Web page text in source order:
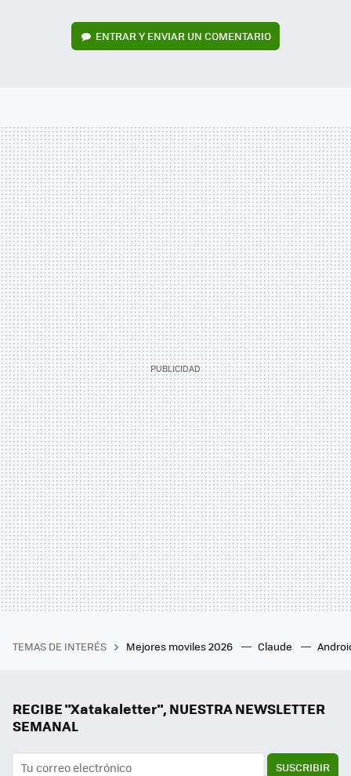
ENTRAR Y ENVIAR UN COMENTARIO
TEMAS DE INTERÉS Mejores moviles 2026 Claude
RECIBE "Xatakaletter", NUESTRA NEWSLETTER
SEMANAL
SUSCRIBIR